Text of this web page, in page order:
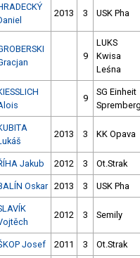
2013 3 USK Pha
9
LUKS
Kwisa
Leśna
9
SG Einheit
Spremberg
2013 3 KK Opava
Jakub 2012 3 Ot.Strak
Oskar 2013 3 USK Pha
2012 3 Semily
Josef 2011 3 Ot.Strak